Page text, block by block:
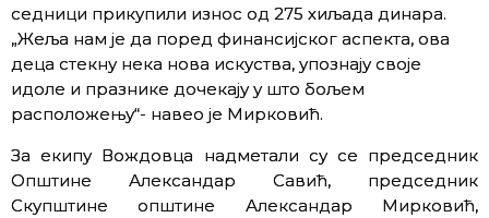
седници прикупили износ од 275 хиљада динара.
„Жеља нам је да поред финансијског аспекта, ова
деца стекну нека нова искуства, упознају своје
идоле и празнике дочекају у што бољем
расположењу“- навео је Мирковић.
За екипу Вождовца надметали су се председник
Општине Александар Савић, председник
Скупштине општине Александар Мирковић,